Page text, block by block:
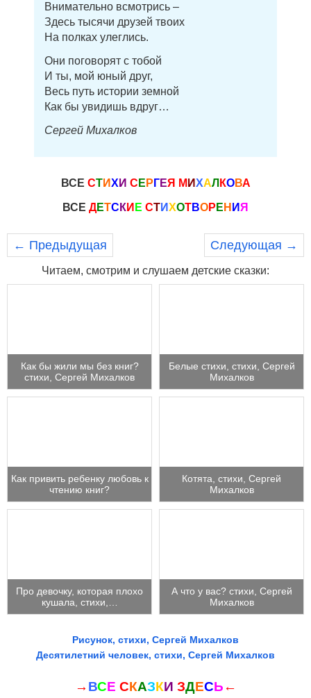
Внимательно всмотрись –
Здесь тысячи друзей твоих
На полках улеглись.
Они поговорят с тобой
И ты, мой юный друг,
Весь путь истории земной
Как бы увидишь вдруг…
Сергей Михалков
ВСЕ СТИХ И С Е Р ГЕЯ М ИХАЛ КОВА
ВСЕ ДЕТС КИ Е СТИХОТВОР Е Н ИЯ
← Предыдущая Следующая →
Читаем, смотрим и слушаем детские сказки:
Как бы жили мы без книг?
стихи, Сергей Михалков
Белые стихи, стихи, Сергей
Михалков
Как привить ребенку любовь к
чтению книг?
Котята, стихи, Сергей
Михалков
Про девочку, которая плохо
кушала, стихи,…
А что у вас? стихи, Сергей
Михалков
Рисунок, стихи, Сергей Михалков
Десятилетний человек, стихи, Сергей Михалков
→ ВСЕ СКАЗКИ ЗДЕСЬ ←